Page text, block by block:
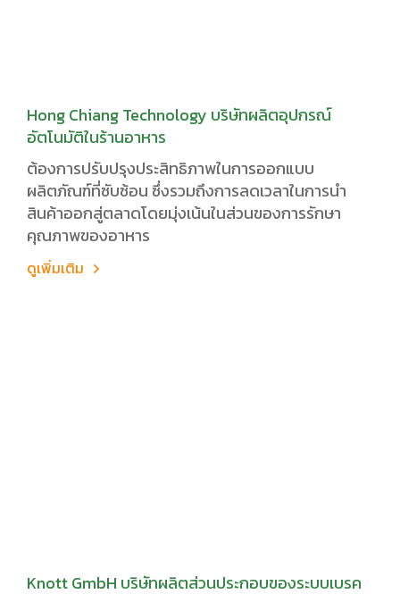
Hong Chiang Technology บริษัทผลิตอุปกรณ์
อัตโนมัติในร้านอาหาร
ต้องการปรับปรุงประสิทธิภาพในการออกแบบ
ผลิตภัณฑ์ที่ซับซ้อน ซึ่งรวมถึงการลดเวลาในการนำ
สินค้าออกสู่ตลาดโดยมุ่งเน้นในส่วนของการรักษา
คุณภาพของอาหาร
ดูเพิ่มเติม
Knott GmbH บริษัทผลิตส่วนประกอบของระบบเบรค